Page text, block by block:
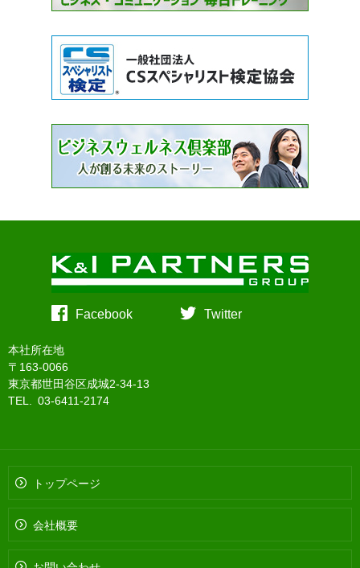
Facebook Twitter
本社所在地
〒163-0066
東京都世田谷区成城2-34-13
TEL. 03-6411-2174
トップページ
会社概要